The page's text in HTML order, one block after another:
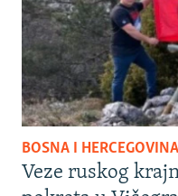
BOSNA I HERCEGOVINA
Veze ruskog